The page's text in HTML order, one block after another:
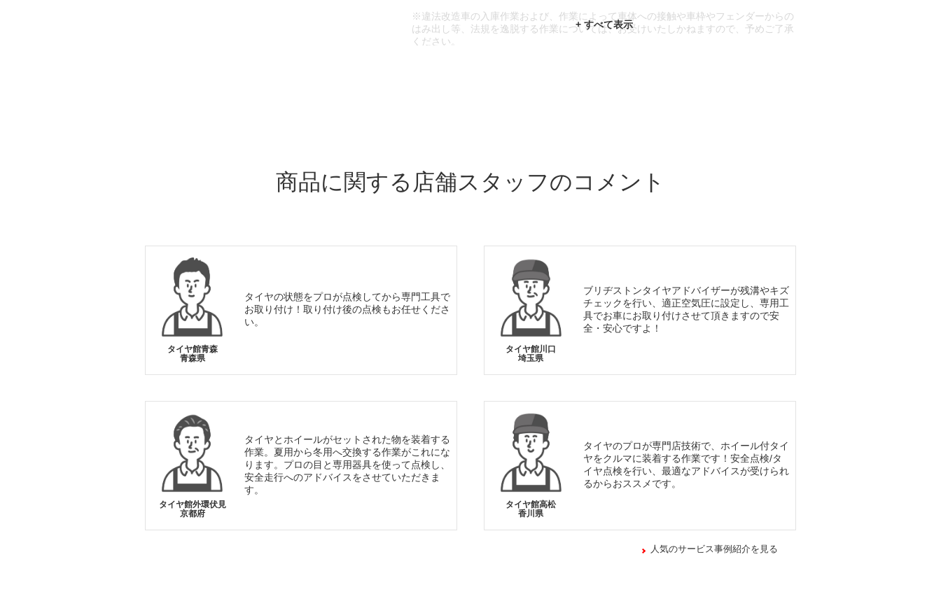
※違法改造車の入庫作業および、作業によって車体への接触や車枠やフェンダーからの
はみ出し等、法規を逸脱する作業については、お受けいたしかねますので、予めご了承
ください。
商品に関する店舗スタッフのコメント
タイヤ館青森
青森県
タイヤの状態をプロが点検してから専門工具で
お取り付け！取り付け後の点検もお任せくださ
い。
タイヤ館川口
埼玉県
ブリヂストンタイヤアドバイザーが残溝やキズ
チェックを行い、適正空気圧に設定し、専用工
具でお車にお取り付けさせて頂きますので安
全・安心ですよ！
タイヤ館外環伏見
京都府
タイヤとホイールがセットされた物を装着する
作業。夏用から冬用へ交換する作業がこれにな
ります。プロの目と専用器具を使って点検し、
安全走行へのアドバイスをさせていただきま
す。
タイヤ館高松
香川県
タイヤのプロが専門店技術で、ホイール付タイ
ヤをクルマに装着する作業です！安全点検/タ
イヤ点検を行い、最適なアドバイスが受けられ
るからおススメです。
人気のサービス事例紹介を見る